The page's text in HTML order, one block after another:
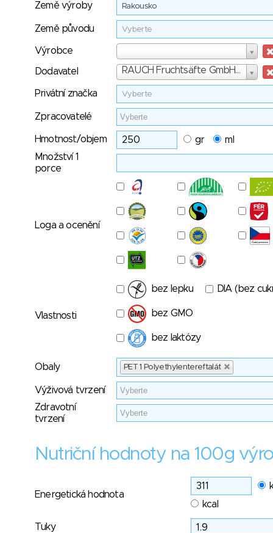
Země výroby Rakousko
Země původu Vyberte
Výrobce
Dodavatel RAUCH Fruchtsäfte GmbH & Co OG
Dodavatel
Privátní značka Vyberte
Zpracovatelé
Hmotnost/objem gr
ml
Množství 1
porce
Loga a ocenění
Vlastnosti
bez lepku DIA (bez
bez GMO
bez laktózy
Obaly PET 1 Polyethylentereftalát
Výživová tvrzení
Zdravotní
tvrzení
Nutriční hodnoty na 100g
Energetická hodnota
kcal
Tuky